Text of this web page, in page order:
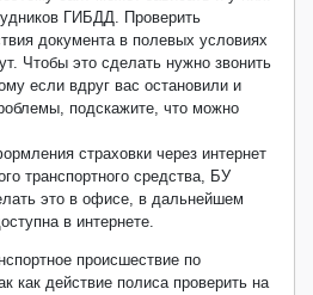
ГИБДД. Проверить
документа в полевых условиях
Чтобы это сделать нужно звонить
если вдруг вас остановили и
подскажите, что можно
страховки через интернет
транспортного средства, БУ
это в офисе, в дальнейшем
в интернете.
происшествие по
как действие полиса проверить на